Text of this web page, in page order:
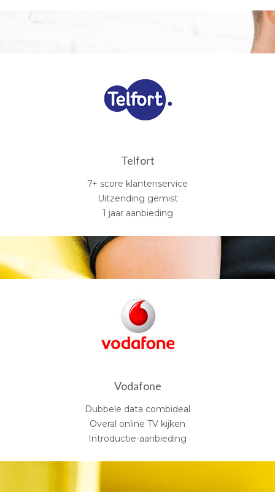
Telfort
7+ score klantenservice
Uitzending gemist
1 jaar aanbieding
Vodafone
Dubbele data combideal
Overal online TV kijken
Introductie-aanbieding